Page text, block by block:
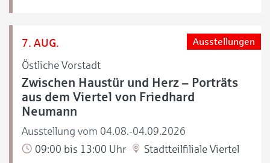
7. AUG.
Östliche Vorstadt
Ausstellungen
Zwischen Haustür und Herz – Porträts
aus dem Viertel von Friedhard
Neumann
Ausstellung vom 04.08.-04.09.2026
09:00 bis 13:00 Uhr
Stadtteilfiliale Viertel